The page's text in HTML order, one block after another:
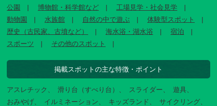
公園
博物館・科学館など
工場見学・社会見学
動物園
水族館 自然の中で遊ぶ
体験型スポット
歴史（古民家、古墳など）
海水浴・湖水浴
宿泊
スポーツ
その他のスポット
掲載スポットの主な特徴・ポイント
アスレチック 滑り台（すべり台） スライダー
遊具
おみやげ
イルミネーション キッズランド
サイクリング